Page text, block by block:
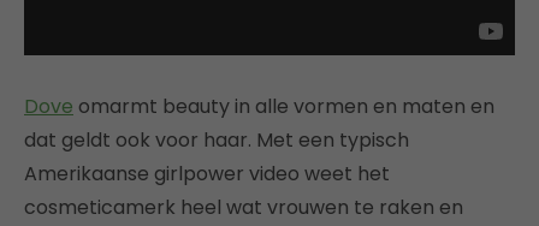
Dove omarmt beauty in alle vormen en maten en
dat geldt ook voor haar. Met een typisch
Amerikaanse girlpower video weet het
cosmeticamerk heel wat vrouwen te raken en